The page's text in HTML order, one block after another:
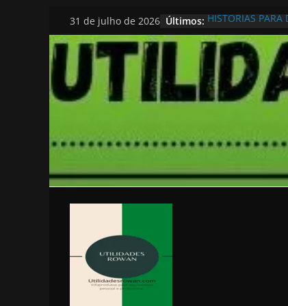
Pular
para
o
conteúdo
31 de julho de 2026 Últimos: HISTORIAS